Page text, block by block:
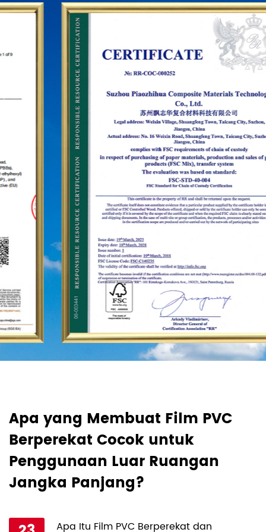
dan puluhan jaringan waralaba. Untuk lebih
memantapkan status merek "PUODEHUA" di
kancah internasional, kami telah membangun
jaringan pemasaran di puluhan negara dan
wilayah seperti Amerika Serikat, Jerman, Jepang,
Korea Selatan, Brasil, Meksiko, Rusia, Timur Tengah
dan seterusnya, meliputi Asia, Eropa, Amerika,
Afrika, dan kawasan lainnya, dan telah menjadi
pemasok stabil jangka panjang.
Apa yang Membuat Film PVC
Berperekat Cocok untuk
Penggunaan Luar Ruangan
Jangka Panjang?
Apa Itu Film PVC Berperekat dan